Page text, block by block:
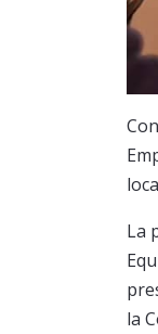
La
la